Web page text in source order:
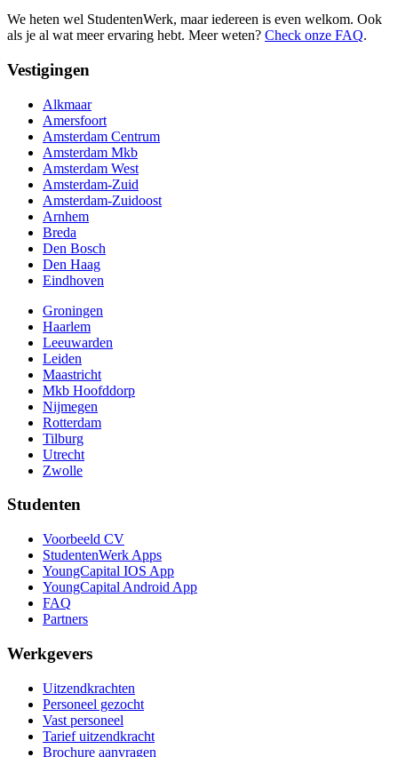
We heten wel StudentenWerk, maar iedereen is even welkom. Ook
als je al wat meer ervaring hebt. Meer weten? Check onze FAQ.
Vestigingen
Alkmaar
Amersfoort
Amsterdam Centrum
Amsterdam Mkb
Amsterdam West
Amsterdam-Zuid
Amsterdam-Zuidoost
Arnhem
Breda
Den Bosch
Den Haag
Eindhoven
Groningen
Haarlem
Leeuwarden
Leiden
Maastricht
Mkb Hoofddorp
Nijmegen
Rotterdam
Tilburg
Utrecht
Zwolle
Studenten
Voorbeeld CV
StudentenWerk Apps
YoungCapital IOS App
YoungCapital Android App
FAQ
Partners
Werkgevers
Uitzendkrachten
Personeel gezocht
Vast personeel
Tarief uitzendkracht
Brochure aanvragen